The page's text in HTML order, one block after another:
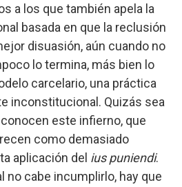
a los que también apela la
basada en que la reclusión
disuasión, aún cuando no
lo termina, más bien lo
carcelario, una práctica
inconstitucional. Quizás sea
este infierno, que
como demasiado
aplicación del ius puniendi.
no cabe incumplirlo, hay que